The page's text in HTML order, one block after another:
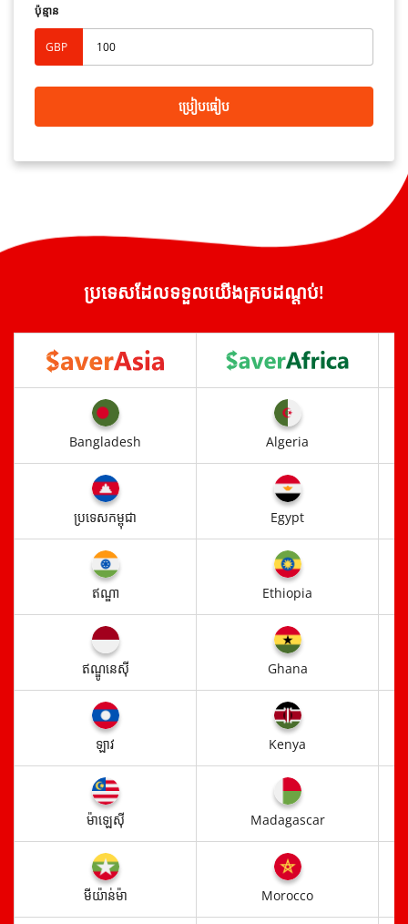
ប៉ុន្មាន
GBP
ប្រៀបធៀប
ប្រទេសដែលទទួលយើងគ្របដណ្តប់!
Bangladesh Algeria
ប្រទេសកម្ពុជា Egypt
ឥណ្ឌា Ethiopia
ឥណ្ឌូនេស៊ី​ Ghana
ឡាវ Kenya
ម៉ាឡេស៊ី​ Madagascar
មីយ៉ាន់ម៉ា Morocco